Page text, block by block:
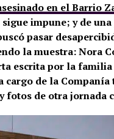
en el Barrio
impune; y de
pasar
la muestra: Nora
escrita por la
cargo de la Companía
fotos de otra jornada